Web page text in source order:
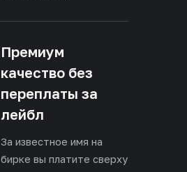
Премиум
качество без
переплаты за
лейбл
За известное имя на
бирке вы платите сверху